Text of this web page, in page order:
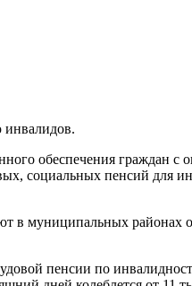
обеспечения граждан
социальных пенсий для
муниципальных районах
пенсии по